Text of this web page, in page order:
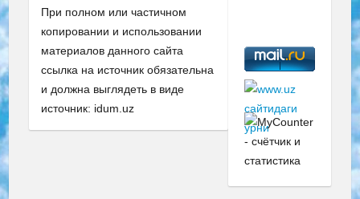
При полном или частичном
копировании и использовании
материалов данного сайта
ссылка на источник обязательна
и должна выглядеть в виде
источник: idum.uz